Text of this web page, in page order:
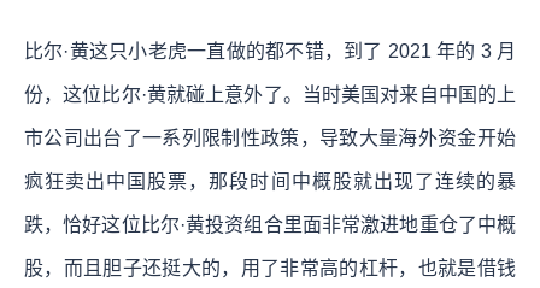
比尔·黄这只小老虎一直做的都不错，到了 2021 年的 3 月
份，这位比尔·黄就碰上意外了。当时美国对来自中国的上
市公司出台了一系列限制性政策，导致大量海外资金开始
疯狂卖出中国股票，那段时间中概股就出现了连续的暴
跌，恰好这位比尔·黄投资组合里面非常激进地重仓了中概
股，而且胆子还挺大的，用了非常高的杠杆，也就是借钱